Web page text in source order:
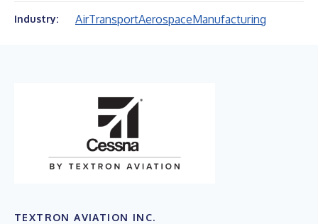
Industry: AirTransportAerospaceManufacturing
TEXTRON AVIATION INC.